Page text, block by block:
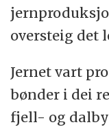
oversteig det
Jernet vart
bønder i dei
fjell- og